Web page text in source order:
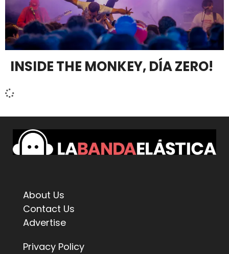
INSIDE THE MONKEY, DÍA ZERO!
About Us
Contact Us
Advertise
Privacy Policy